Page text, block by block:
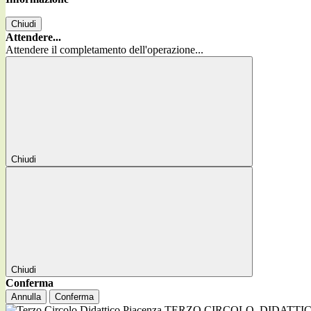
Chiudi
Attendere...
Attendere il completamento dell'operazione...
Chiudi
Chiudi
Conferma
Annulla Conferma